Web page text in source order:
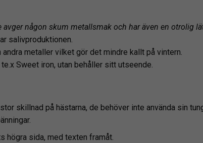
någon skum metallsmak och har även en otrolig
salivproduktionen.
metaller vilket gör det mindre kallt på vintern.
Sweet iron, utan behåller sitt utseende.
skillnad på hästarna, de behöver inte använda sin
högra sida, med texten framåt.